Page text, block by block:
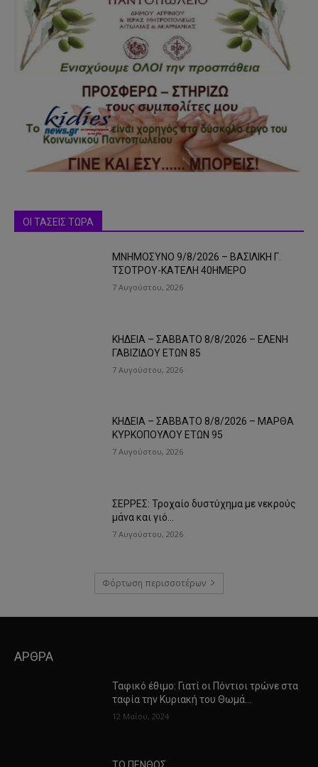
ΟΙ ΤΑΣΕΙΣ ΤΩΡΑ
ΜΝΗΜΟΣΥΝΟ 9/8/2026 – ΒΑΣΙΛΙΚΗ Γ.
ΤΣΟΤΡΟΥ-ΚΑΤΕΛΗ 40ΗΜΕΡΟ
7 Αυγούστου, 2026
ΚΗΔΕΙΑ – ΣΑΒΒΑΤΟ 8/8/2026 – ΕΛΕΝΗ
ΓΑΒΙΖΙΔΟΥ ΕΤΩΝ 85
7 Αυγούστου, 2026
ΚΗΔΕΙΑ – ΣΑΒΒΑΤΟ 8/8/2026 – ΜΑΡΘΑ
ΚΥΡΚΟΠΟΥΛΟΥ ΕΤΩΝ 95
7 Αυγούστου, 2026
ΣΕΡΡΕΣ: Τροχαίο δυστύχημα με νεκρούς
μάνα και γιό…
7 Αυγούστου, 2026
Φόρτωση περισσοτέρων
ΑΡΘΡΑ
Ταφικό έθιμο: Γιατί οι Πόντιοι τρώνε στα
ταφία την Κυριακή του Θωμά…
12 Μαΐου, 2024